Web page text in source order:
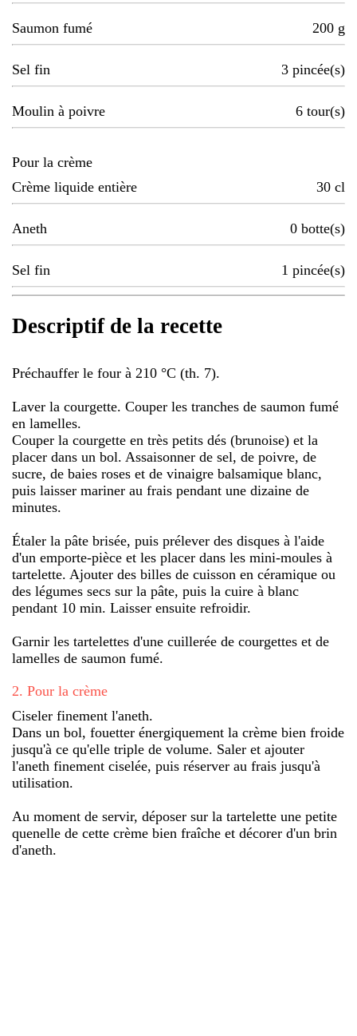
Saumon fumé 200 g
Sel fin 3 pincée(s)
Moulin à poivre 6 tour(s)
Pour la crème
Crème liquide entière
30 cl
Aneth 0 botte(s)
Sel fin 1 pincée(s)
Descriptif de la recette
Préchauffer le four à 210 °C (th. 7).
Laver la courgette. Couper les tranches de saumon fumé
en lamelles.
Couper la courgette en très petits dés (brunoise) et la
placer dans un bol. Assaisonner de sel, de poivre, de
sucre, de baies roses et de vinaigre balsamique blanc,
puis laisser mariner au frais pendant une dizaine de
minutes.
Étaler la pâte brisée, puis prélever des disques à l'aide
d'un emporte-pièce et les placer dans les mini-moules à
tartelette. Ajouter des billes de cuisson en céramique ou
des légumes secs sur la pâte, puis la cuire à blanc
pendant 10 min. Laisser ensuite refroidir.
Garnir les tartelettes d'une cuillerée de courgettes et de
lamelles de saumon fumé.
2. Pour la crème
Ciseler finement l'aneth.
Dans un bol, fouetter énergiquement la crème bien froide
jusqu'à ce qu'elle triple de volume. Saler et ajouter
l'aneth finement ciselée, puis réserver au frais jusqu'à
utilisation.
Au moment de servir, déposer sur la tartelette une petite
quenelle de cette crème bien fraîche et décorer d'un brin
d'aneth.